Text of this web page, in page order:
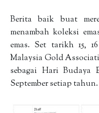
Berita baik buat
menambah koleksi
emas. Set tarikh 15,
Malaysia Gold
sebagai Hari Budaya
September setiap tahun.